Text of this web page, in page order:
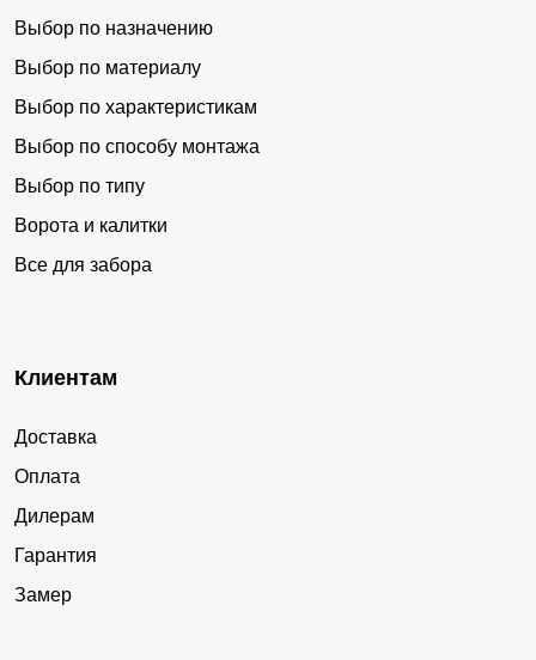
Выбор по назначению
Выбор по материалу
Выбор по характеристикам
Выбор по способу монтажа
Выбор по типу
Ворота и калитки
Все для забора
Клиентам
Доставка
Оплата
Дилерам
Гарантия
Замер